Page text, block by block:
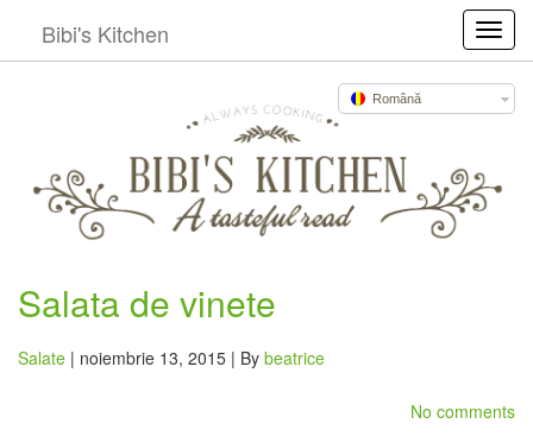
Română
Bibi's Kitchen
Salata de vinete
Salate | noiembrie 13, 2015 | By beatrice
No comments